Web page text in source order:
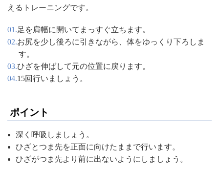
えるトレーニングです。
足を肩幅に開いてまっすぐ立ちます。
お尻を少し後ろに引きながら、体をゆっくり下ろしま
す。
ひざを伸ばして元の位置に戻ります。
15回行いましょう。
ポイント
深く呼吸しましょう。
ひざとつま先を正面に向けたままで行います。
ひざがつま先より前に出ないようにしましょう。